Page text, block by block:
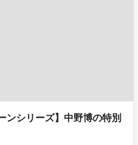
ンシリーズ】中野博の特別